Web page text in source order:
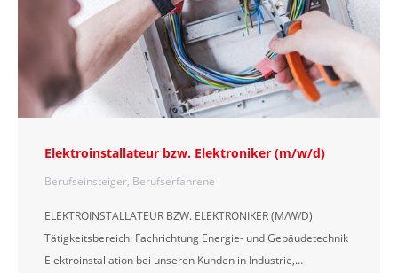
Elektroinstallateur bzw. Elektroniker (m/w/d)
Berufseinsteiger, Berufserfahrene
ELEKTROINSTALLATEUR BZW. ELEKTRONIKER (M/W/D)
Tätigkeitsbereich: Fachrichtung Energie- und Gebäudetechnik
Elektroinstallation bei unseren Kunden in Industrie,…